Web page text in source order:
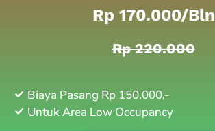
Rp 170.000/bln
Rp 220.000
Biaya Pasang Rp 150.000,-
Untuk Area Low Occupancy